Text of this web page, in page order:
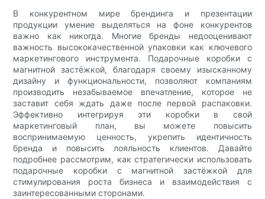
В конкурентном мире брендинга и презентации
продукции умение выделяться на фоне конкурентов
важно как никогда. Многие бренды недооценивают
важность высококачественной упаковки как ключевого
маркетингового инструмента. Подарочные коробки с
магнитной застёжкой, благодаря своему изысканному
дизайну и функциональности, позволяют компаниям
производить незабываемое впечатление, которое не
заставит себя ждать даже после первой распаковки.
Эффективно интегрируя эти коробки в свой
маркетинговый план, вы можете повысить
воспринимаемую ценность, укрепить идентичность
бренда и повысить лояльность клиентов. Давайте
подробнее рассмотрим, как стратегически использовать
подарочные коробки с магнитной застёжкой для
стимулирования роста бизнеса и взаимодействия с
заинтересованными сторонами.